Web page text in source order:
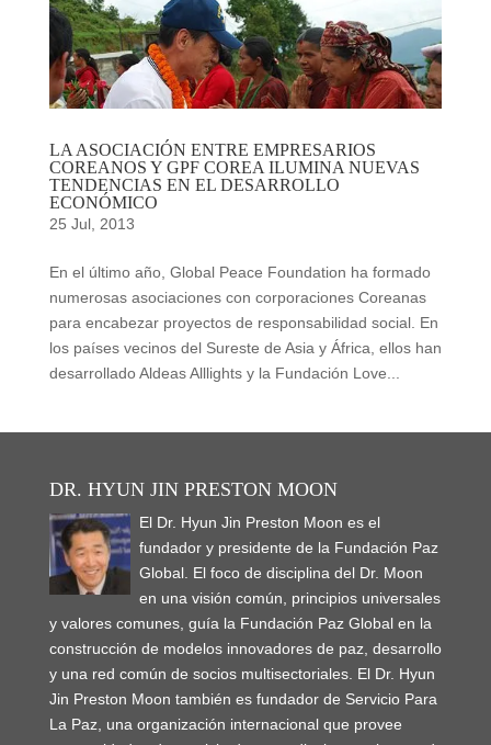
LA ASOCIACIÓN ENTRE EMPRESARIOS
COREANOS Y GPF COREA ILUMINA NUEVAS
TENDENCIAS EN EL DESARROLLO
ECONÓMICO
25 Jul, 2013
En el último año, Global Peace Foundation ha formado
numerosas asociaciones con corporaciones Coreanas
para encabezar proyectos de responsabilidad social. En
los países vecinos del Sureste de Asia y África, ellos han
desarrollado Aldeas Alllights y la Fundación Love...
DR. HYUN JIN PRESTON MOON
El Dr. Hyun Jin Preston Moon es el
fundador y presidente de la Fundación Paz
Global. El foco de disciplina del Dr. Moon
en una visión común, principios universales
y valores comunes, guía la Fundación Paz Global en la
construcción de modelos innovadores de paz, desarrollo
y una red común de socios multisectoriales. El Dr. Hyun
Jin Preston Moon también es fundador de Servicio Para
La Paz, una organización internacional que provee